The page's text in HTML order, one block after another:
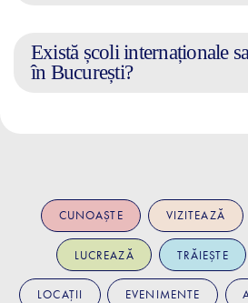
Există școli internaționale
în București?
CUNOAȘTE VIZITEAZĂ
LUCREAZĂ TRĂIEȘTE
LOCAȚII EVENIMENTE